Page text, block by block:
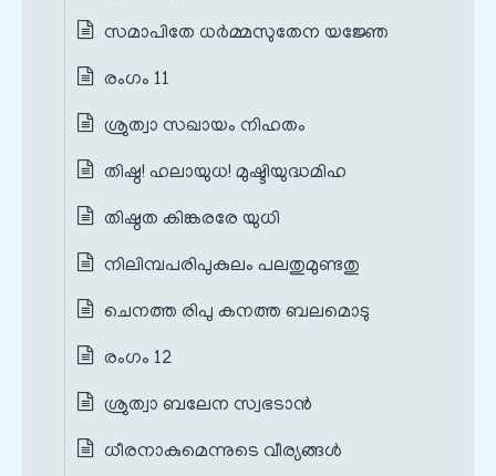
സമാപിതേ ധർമ്മസുതേന യജ്ഞേ
രംഗം 11
ശ്രുത്വാ സഖായം നിഹതം
തിഷ്ഠ! ഹലായുധ! മുഷ്ടിയുദ്ധമിഹ
തിഷ്ഠത കിങ്കരരേ യുധി
നിലിമ്പപരിപുകുലം പലതുമുണ്ടതു
ചെനത്ത രിപു കനത്ത ബലമൊടു
രംഗം 12
ശ്രുത്വാ ബലേന സ്വഭടാൻ
ധീരനാകുമെന്നുടെ വീര്യങ്ങൾ